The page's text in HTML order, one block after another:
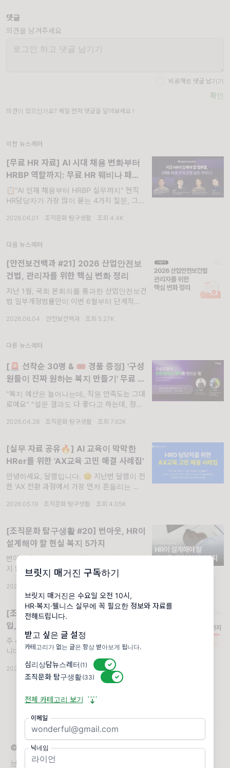
브릿지 매거진 구독하기
브릿지 매거진은 수요일 오전 10시,
HR·복지·웰니스 실무에 꼭 필요한 정보와 자료를
전해드립니다.
받고 싶은 글 설정
카테고리가 없는 글은 항상 받아보게 됩니다.
심리상담뉴스레터 (1) 활성/비활성 스위치
조직문화 탐구생활 (33) 활성/비활성 스위치
전체 카테고리 보기
이메일
닉네임
댓글
의견을 남겨주세요
비공개로 댓글 남기기
확인
의견이 있으신가요? 제일 먼저 댓글을 달아보세요 !
이전 뉴스레터
[무료 HR 자료] AI 시대 채용 변화부터
HRBP 역할까지: 무료 HR 웨비나 패키
지에서 해답을 찾아보세요!
📋"AI 인재 채용부터 HRBP 실무까지" 현직
HR담당자가 가장 많이 묻는 4가지 질문, 그 해
채용·육성·조직 운영 현장에서 바로 쓸
2026.06.01 조직문화 탐구생활 조회 4.4K
다음 뉴스레터
[안전보건백과 #21] 2026 산업안전보
건법, 관리자를 위한 핵심 변화 정리
지난 1월, 국회 본회의를 통과한 산업안전보건
법 일부개정법률안이 이번 6월부터 단계적으
법이 어떻게 변화하는지, 현업 안전관리자 및
살펴보도록 하겠습니다. . 2026년 1월 29일
2026.06.04 안전보건백과 조회 5.27K
다른 뉴스레터
[🚨 선착순 30명 & 🎟️ 경품 증정] '구성
원들이 진짜 원하는 복지 만들기' 무료 웨
비나
"복지 예산은 늘어나는데, 직원 만족도는 그대
로에요" "설문 결과도 다 좋다고 하는데, 정작
문제일까요? 아니면 복지를 설계하는 과
2026.04.28 조직문화 탐구생활 조회 7.62K
[실무 자료 공유🔥] AI 교육이 막막한
HRer를 위한 'AX교육 고민 해결 사례집'
안녕하세요, 달램입니다. 😊 지난번 달램이 전
한 'AX 전환 과정에서 가장 먼저 흔들리는 건
나요? 실제로 구성원들은 조직의 AX 전환
2026.05.19 조직문화 탐구생활 조회 4.05K
[조직문화 탐구생활 #20] 번아웃, HR이
설계해야 할 현실 복지 5가지
번아웃에 빠진 직원에게 형식적인 복지는 통하
지 않습니다. 정확한 원인을 진단하고, 단계에
맞는 복지를 설계하는 것이 HR의 역할이죠. 번
아웃 조기 신호를 포착하는 방법부터 즉시 실행
가능한 복지 5가지까지, 지금 확인해보세요..
안녕하세요, 달램입니다. 😊 벌써 6월이 코앞
으로 다...
2026.05.28
[조직문화 탐구생활 #21] 주 4.5일제 도
입, HR이 먼저 설계해야 할 4가지
주 4.5일제가 정부 시범사업으로 본격화됐습
니다. 하지만 근무시간만 줄이고 일하는 방식을
그대로 두면, 줄어든 시간은 오히려 번아웃의
가속 페달이 됩니다. 제도 도입 전에 HR이 먼
저 설계해야 할 4가지를 짚어드립니다.. 안녕하
서 가장...
2026.06.11 · 조직문화 탐구생활 조회 4.57K
© 2026 브릿지 매거진
브릿지 매거진은 사람과 조직의 건강한 성장을 돕는 뉴스